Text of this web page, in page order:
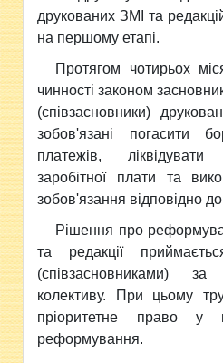
друкованих ЗМІ та
на першому етапі.
Протягом чотирьох
чинності законом
(співзасновники)
зобов'язані погасити
платежів, ліквідувати
заробітної плати та
зобов'язання відповідно
Рішення про
та редакції
(співзасновниками)
колективу. При цьому
пріоритетне право у
реформування.